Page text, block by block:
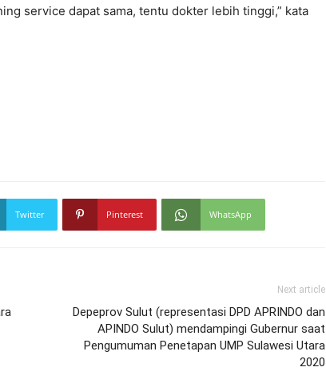
service dapat sama, tentu dokter lebih tinggi,” kata
Twitter Pinterest WhatsApp
Next article
Depeprov Sulut (representasi DPD APRINDO dan
APINDO Sulut) mendampingi Gubernur saat
Pengumuman Penetapan UMP Sulawesi Utara
2020